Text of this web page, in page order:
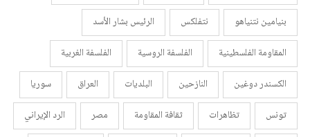
بنيامين نتنياهو
نتفلكس
الرئيس بشار الأسد
المقاومة الفلسطينية
الفلسفة الروسية
الفلسفة الغربية
الكسندر دوغين
النازحين البلديات العراق
سوريا
تونس
تظاهرات ثقافة المقاومة مصر
الرد الإيراني